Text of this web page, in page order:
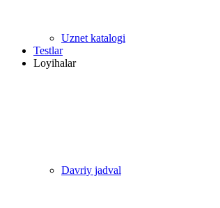
Uznet katalogi
Testlar
Loyihalar
Davriy jadval